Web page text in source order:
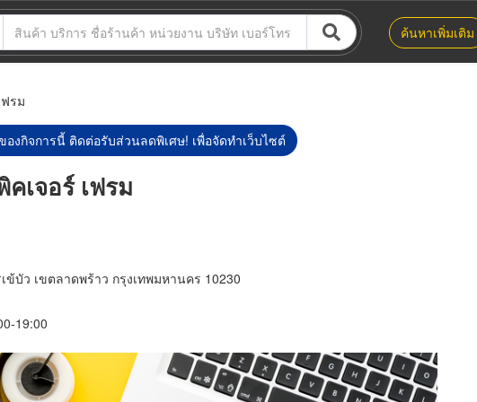
ค้นหาเพิ่มเติม
รม
องกิจการนี้ ติดต่อรับส่วนลดพิเศษ! เพื่อจัดทำเว็บไซต์
เจอร์ เฟรม
ข้บัว เขตลาดพร้าว กรุงเทพมหานคร 10230
19:00